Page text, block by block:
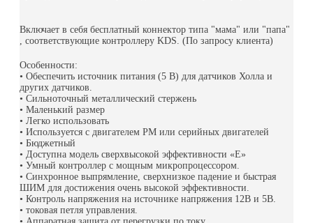
Включает в себя бесплатный коннектор типа "мама" или "папа"
, соответствующие контроллеру KDS. (По запросу клиента)
Особенности:
• Обеспечить источник питания (5 В) для датчиков Холла и
других датчиков.
• Сильноточный металлический стержень
• Маленький размер
• Легко использовать
• Используется с двигателем PM или серийных двигателей
• Бюджетный
• Доступна модель сверхвысокой эффективности «E»
• Умный контроллер с мощным микропроцессором.
• Синхронное выпрямление, сверхнизкое падение и быстрая
ШИМ для достижения очень высокой эффективности.
• Контроль напряжения на источнике напряжения 12В и 5В.
• токовая петля управления.